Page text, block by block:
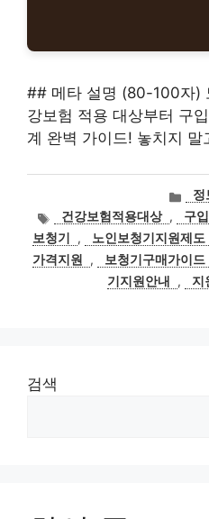
## 메타 설명 (80-100자)
강보험 적용 대상부터 구
계 완벽 가이드! 놓치지 말
카
테
고
리
정
태
그
건강보험적용대상 , 구
보청기
, 노인보청기지원제도
가격지원
, 보청기구매가이드
기지원안내
, 지
검색